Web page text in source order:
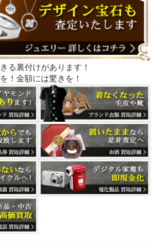
る裏付けがあります！
！金額には驚きを！